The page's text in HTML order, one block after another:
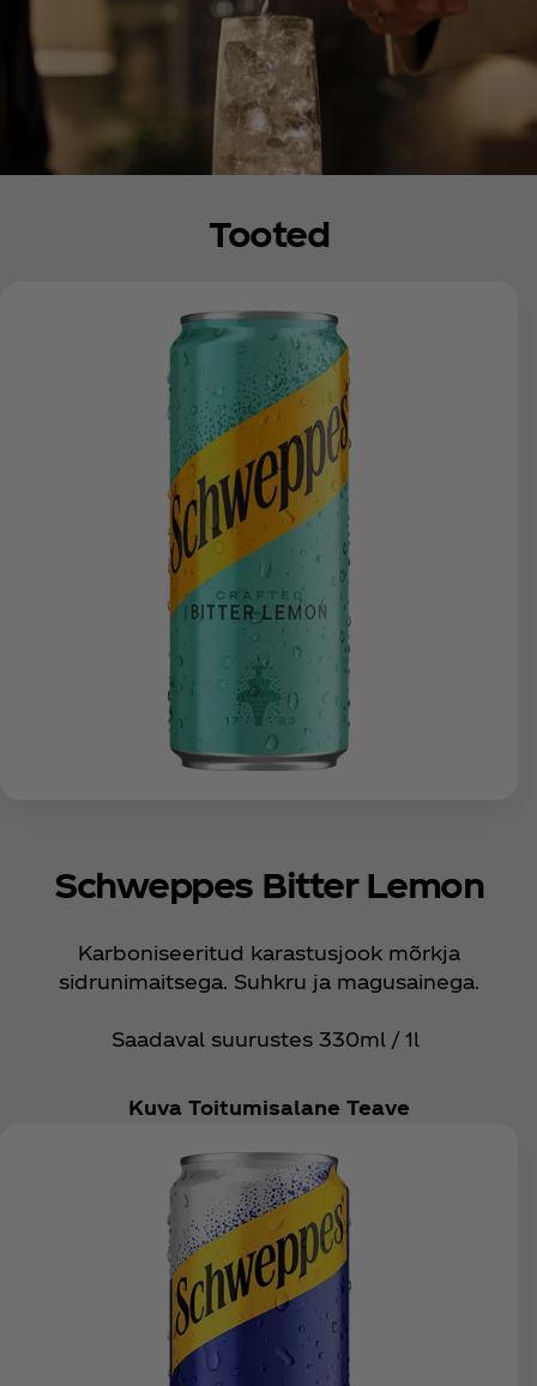
Tooted
Schweppes Bitter Lemon
Karboniseeritud karastusjook mõrkja
sidrunimaitsega. Suhkru ja magusainega.
Saadaval suurustes 330ml / 1l
Kuva Toitumisalane Teave